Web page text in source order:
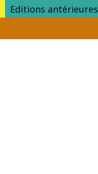
Editions antérieures